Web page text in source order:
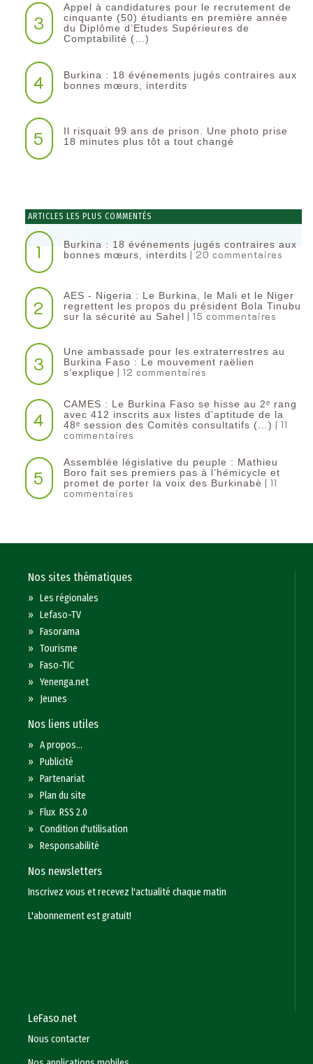
3
Appel à candidatures pour le recrutement de
cinquante (50) étudiants en première année
du Diplôme d’Etudes Supérieures de
Comptabilité (…)
4
Burkina : 18 événements jugés contraires aux
bonnes mœurs, interdits
5
Il risquait 99 ans de prison. Une photo prise
18 minutes plus tôt a tout changé
ARTICLES LES PLUS COMMENTÉS
1
Burkina : 18 événements jugés contraires aux
bonnes mœurs, interdits | 20 commentaires
2
AES - Nigeria : Le Burkina, le Mali et le Niger
regrettent les propos du président Bola Tinubu
sur la sécurité au Sahel | 15 commentaires
3
Une ambassade pour les extraterrestres au
Burkina Faso : Le mouvement raëlien
s’explique | 12 commentaires
4
CAMES : Le Burkina Faso se hisse au 2ᵉ rang
avec 412 inscrits aux listes d’aptitude de la
48ᵉ session des Comités consultatifs (…) | 11
commentaires
5
Assemblée législative du peuple : Mathieu
Boro fait ses premiers pas à l’hémicycle et
promet de porter la voix des Burkinabè | 11
commentaires
Nos sites thématiques
»Les régionales
»Lefaso-TV
»Fasorama
»Tourisme
»Faso-TIC
»Yenenga.net
» Jeunes
Nos liens utiles
»A propos...
»Publicité
»Partenariat
»Plan du site
»Flux RSS 2.0
»Condition d'utilisation
»Responsabilité
Nos newsletters
Inscrivez vous et recevez l'actualité chaque matin
L'abonnement est gratuit!
LeFaso.net
Nous contacter